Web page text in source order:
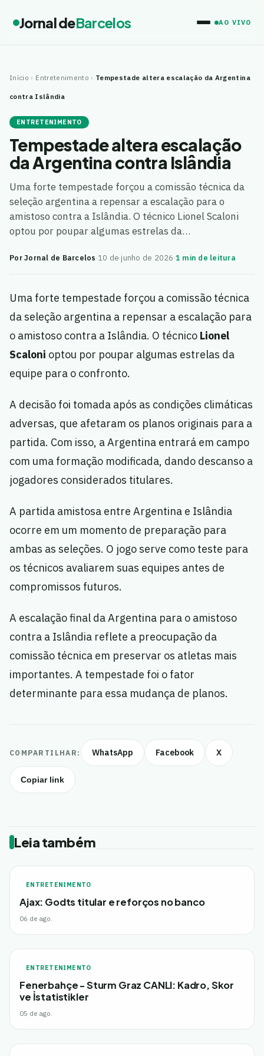
Jornal deBarcelos AO VIVO
Início › Entretenimento › Tempestade altera escalação da Argentina
contra Islândia
ENTRETENIMENTO
Tempestade altera escalação
da Argentina contra Islândia
Uma forte tempestade forçou a comissão técnica da
seleção argentina a repensar a escalação para o
amistoso contra a Islândia. O técnico Lionel Scaloni
optou por poupar algumas estrelas da…
Por Jornal de Barcelos·10 de junho de 2026·1 min de leitura
Uma forte tempestade forçou a comissão técnica
da seleção argentina a repensar a escalação para
o amistoso contra a Islândia. O técnico Lionel
Scaloni optou por poupar algumas estrelas da
equipe para o confronto.
A decisão foi tomada após as condições climáticas
adversas, que afetaram os planos originais para a
partida. Com isso, a Argentina entrará em campo
com uma formação modificada, dando descanso a
jogadores considerados titulares.
A partida amistosa entre Argentina e Islândia
ocorre em um momento de preparação para
ambas as seleções. O jogo serve como teste para
os técnicos avaliarem suas equipes antes de
compromissos futuros.
A escalação final da Argentina para o amistoso
contra a Islândia reflete a preocupação da
comissão técnica em preservar os atletas mais
importantes. A tempestade foi o fator
determinante para essa mudança de planos.
COMPARTILHAR: WhatsApp Facebook X
Copiar link
Leia também
ENTRETENIMENTO
Ajax: Godts titular e reforços no banco
06 de ago.
ENTRETENIMENTO
Fenerbahçe - Sturm Graz CANLI: Kadro, Skor
ve İstatistikler
05 de ago.